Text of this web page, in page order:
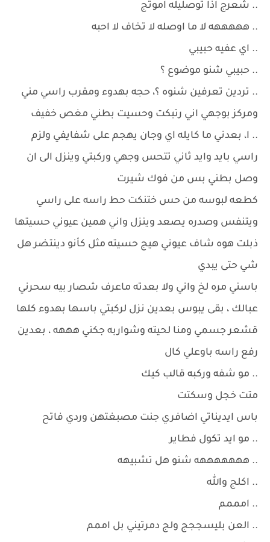
.. شعرج اذا توصليله اموتج
.. هههههه لا ما اوصله لا تخاف لا احبه
.. اي عفيه حبيبي
.. حبيبي شنو موضوع ؟
.. تردين تعرفين شنوه ؟، حجه بهدوء ومقرب راسي مني
ومركز بوجهي اني رتبكت وحسيت بطني مغص خفيف
.. ا، بعدني ما كايله اي وجان يهجم على شفايفي ولزم
راسي بايد وايد ثاني تتحس وجهي وركبتي وينزل الى ان
وصل بطني بس من فوك شيرت
كطعه لبوسه من حس ختنكت حط راسه على راسي
ويتنفس وصدره يصعد وينزل واني همين عيوني حسيتها
ذبلت هوه شاف عيوني هيج حسيته مثل كأنو دينتضر هل
شي حتى يبدي
باسني مره لخ واني ولا بعدته ماعرف شصار بيه سحرني
عبالك ، بقى يبوس بعدين نزل لركبتي باسها بهدوء كلها
قشعر جسمي ومنا لحيته وشواربه جكني هههه ، بعدين
رفع راسه باوعلي كال
.. مو شفه وركبه قالب كيك
متت خجل وسكتت
باس ايديناتي اضافري جنت مصبغتهن وردي فاتح
.. مو ايد تكول فطاير
.. هههههههه شنو هل تشبيهه
.. اكلج والله
.. امممم
.. العن بليسججج ولج دمرتيني بل اممم